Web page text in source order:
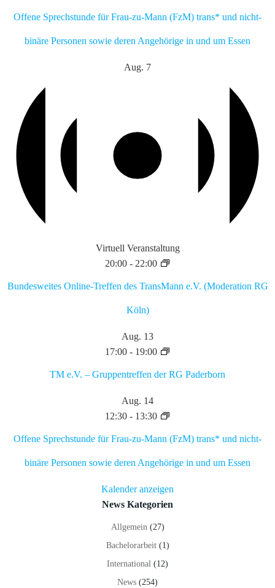
Offene Sprechstunde für Frau-zu-Mann (FzM) trans* und nicht-
binäre Personen sowie deren Angehörige in und um Essen
Aug. 7
Virtuell Veranstaltung
20:00- 22:00
Bundesweites Online-Treffen des TransMann e.V. (Moderation RG
Köln)
Aug. 13
17:00- 19:00
TM e.V. – Gruppentreffen der RG Paderborn
Aug. 14
12:30- 13:30
Offene Sprechstunde für Frau-zu-Mann (FzM) trans* und nicht-
binäre Personen sowie deren Angehörige in und um Essen
Kalender anzeigen
News Kategorien
Allgemein(27)
Bachelorarbeit(1)
International (12)
News (254)